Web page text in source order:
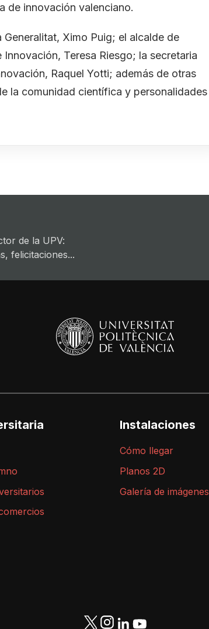
de innovación valenciano.
Ximo Puig; el alcalde de
Teresa Riesgo; la secretaria
Raquel Yotti; además de otras
la comunidad científica y personalidades
de la UPV:
felicitaciones...
Instalaciones
Cómo llegar
Planos 2D
Galería de imágenes